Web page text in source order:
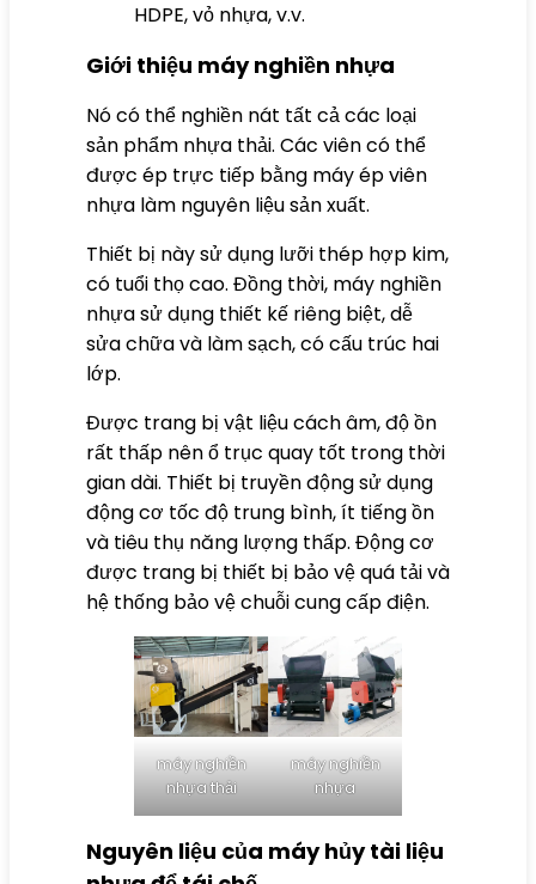
HDPE, vỏ nhựa, v.v.
Giới thiệu máy nghiền nhựa
Nó có thể nghiền nát tất cả các loại
sản phẩm nhựa thải. Các viên có thể
được ép trực tiếp bằng máy ép viên
nhựa làm nguyên liệu sản xuất.
Thiết bị này sử dụng lưỡi thép hợp kim,
có tuổi thọ cao. Đồng thời, máy nghiền
nhựa sử dụng thiết kế riêng biệt, dễ
sửa chữa và làm sạch, có cấu trúc hai
lớp.
Được trang bị vật liệu cách âm, độ ồn
rất thấp nên ổ trục quay tốt trong thời
gian dài. Thiết bị truyền động sử dụng
động cơ tốc độ trung bình, ít tiếng ồn
và tiêu thụ năng lượng thấp. Động cơ
được trang bị thiết bị bảo vệ quá tải và
hệ thống bảo vệ chuỗi cung cấp điện.
máy nghiền
nhựa thải
máy nghiền
nhựa
Nguyên liệu của máy hủy tài liệu